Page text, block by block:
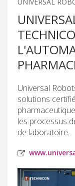
Universal
solutions
les processus
de laboratoire.